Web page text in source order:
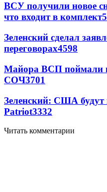
ВСУ получили новое
что входит в комплект
Зеленский сделал
переговорах4598
Майора ВСП поймали
СОЧ3701
Зеленский: США будут
Patriot3332
Читать комментарии